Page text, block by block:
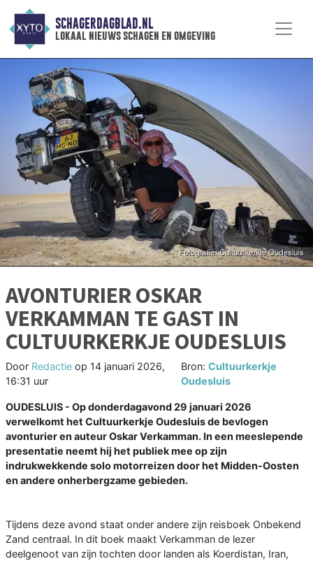
SCHAGERDAGBLAD.NL
lokaal nieuws schagen en omgeving
AVONTURIER OSKAR
VERKAMMAN TE GAST IN
CULTUURKERKJE OUDESLUIS
Door Redactie op 14 januari 2026,
16:31 uur
Bron:Cultuurkerkje
Oudesluis
OUDESLUIS - Op donderdagavond 29 januari 2026
verwelkomt het Cultuurkerkje Oudesluis de bevlogen
avonturier en auteur Oskar Verkamman. In een meeslepende
presentatie neemt hij het publiek mee op zijn
indrukwekkende solo motorreizen door het Midden-Oosten
en andere onherbergzame gebieden.
Tijdens deze avond staat onder andere zijn reisboek Onbekend
Zand centraal. In dit boek maakt Verkamman de lezer
deelgenoot van zijn tochten door landen als Koerdistan, Iran,